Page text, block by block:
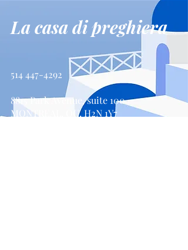
La casa di preghiera
514 447-4292
8815 Park Avenue, suite 100
MONTREAL, QC, H2N 1Y7